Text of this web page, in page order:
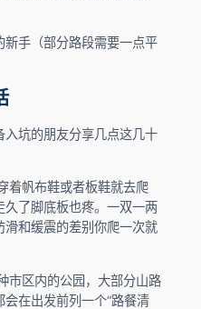
手（部分路段需要一点平
坑的朋友分享几点这几十
着帆布鞋或者板鞋就去爬
了脚底板也疼。一双一两
滑和缓震的差别你爬一次就
市区内的公园，大部分山路
会在出发前列一个“路餐清